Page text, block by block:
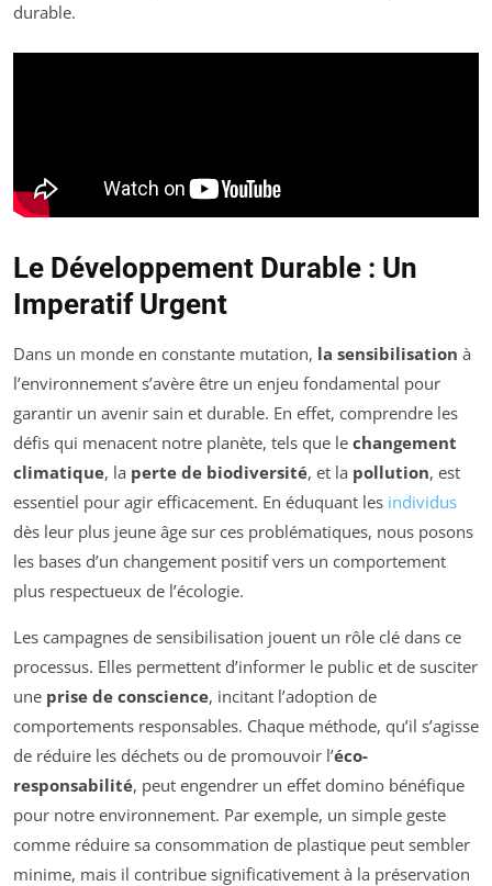
durable.
Le Développement Durable : Un
Imperatif Urgent
Dans un monde en constante mutation, la sensibilisation à
l’environnement s’avère être un enjeu fondamental pour
garantir un avenir sain et durable. En effet, comprendre les
défis qui menacent notre planète, tels que le changement
climatique, la perte de biodiversité, et la pollution, est
essentiel pour agir efficacement. En éduquant les individus
dès leur plus jeune âge sur ces problématiques, nous posons
les bases d’un changement positif vers un comportement
plus respectueux de l’écologie.
Les campagnes de sensibilisation jouent un rôle clé dans ce
processus. Elles permettent d’informer le public et de susciter
une prise de conscience, incitant l’adoption de
comportements responsables. Chaque méthode, qu’il s’agisse
de réduire les déchets ou de promouvoir l’éco-
responsabilité, peut engendrer un effet domino bénéfique
pour notre environnement. Par exemple, un simple geste
comme réduire sa consommation de plastique peut sembler
minime, mais il contribue significativement à la préservation